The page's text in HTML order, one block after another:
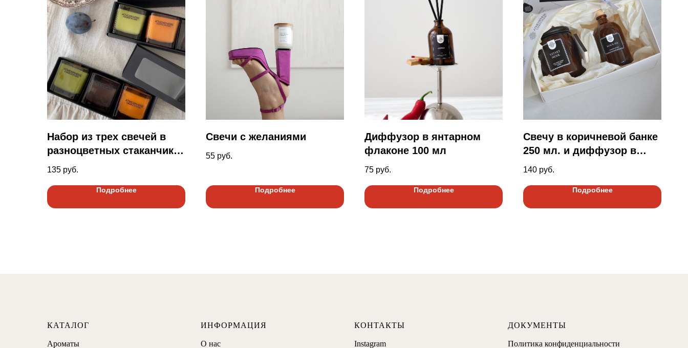
Набор из трех свечей в
разноцветных стаканчиках
120 мл.
135 руб.
Подробнее
Свечи с желаниями
55 руб.
Подробнее
Диффузор в янтарном
флаконе 100 мл
75 руб.
Подробнее
Свечу в коричневой банке
250 мл. и диффузор в
коричневом флаконе
140 руб.
Подробнее
КАТАЛОГ
Ароматы
ИНФОРМАЦИЯ
О нас
КОНТАКТЫ
Instagram
ДОКУМЕНТЫ
Политика конфиденциальности